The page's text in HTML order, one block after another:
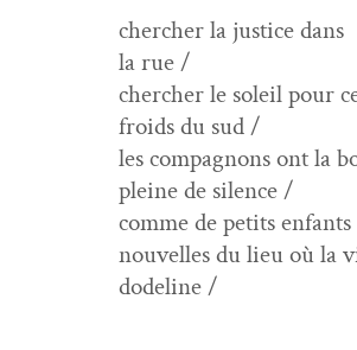
chercher la jus­tice dans
la rue /
chercher le soleil pour
froids du sud /
les com­pagnons ont la
pleine de silence /
comme de petits enfants
nou­velles du lieu où la
dodeline /